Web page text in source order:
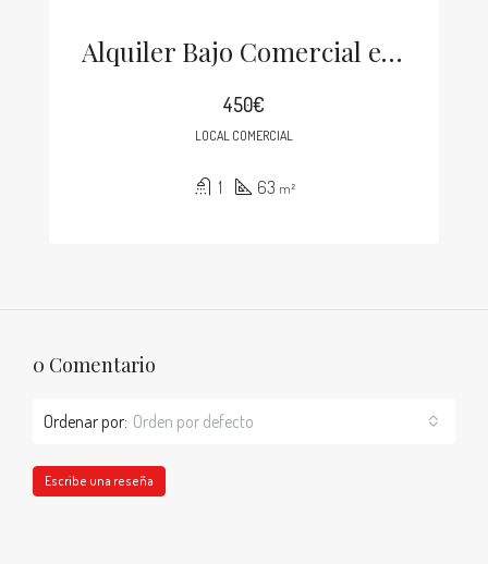
Alquiler Bajo Comercial en Saltiño
450€
LOCAL COMERCIAL
1 63 m²
0 Comentario
Ordenar por: Orden por defecto
Escribe una reseña